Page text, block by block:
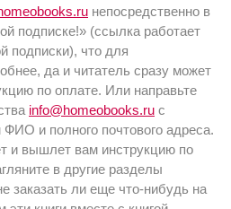
непосредственно в
подписке!» (ссылка работает
подписки), что для
да и читатель сразу может
по оплате. Или направьте
info@homeobooks.ru с
и полного почтового адреса.
и вышлет вам инструкцию по
в другие разделы
заказать ли еще что-нибудь на